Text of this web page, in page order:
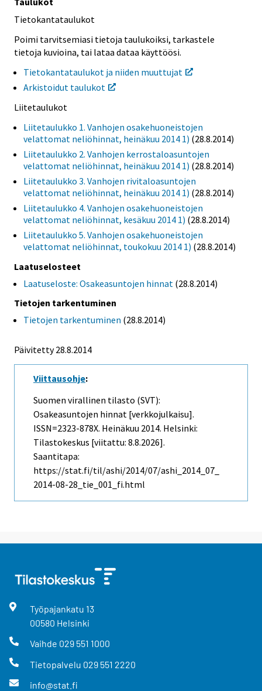
Tietokantataulukot
Poimi tarvitsemiasi tietoja taulukoiksi, tarkastele
tietoja kuvioina, tai lataa dataa käyttöösi.
Tietokantataulukot ja niiden muuttujat
Arkistoidut taulukot
Liitetaulukot
Liitetaulukko 1. Vanhojen osakehuoneistojen
velattomat neliöhinnat, heinäkuu 2014 1) (28.8.2014)
Liitetaulukko 2. Vanhojen kerrostaloasuntojen
velattomat neliöhinnat, heinäkuu 2014 1) (28.8.2014)
Liitetaulukko 3. Vanhojen rivitaloasuntojen
velattomat neliöhinnat, heinäkuu 2014 1) (28.8.2014)
Liitetaulukko 4. Vanhojen osakehuoneistojen
velattomat neliöhinnat, kesäkuu 2014 1) (28.8.2014)
Liitetaulukko 5. Vanhojen osakehuoneistojen
velattomat neliöhinnat, toukokuu 2014 1) (28.8.2014)
Laatuselosteet
Laatuseloste: Osakeasuntojen hinnat (28.8.2014)
Tietojen tarkentuminen
Tietojen tarkentuminen (28.8.2014)
Päivitetty 28.8.2014
Viittausohje:
Suomen virallinen tilasto (SVT):
Osakeasuntojen hinnat [verkkojulkaisu].
ISSN=2323-878X. Heinäkuu 2014. Helsinki:
Tilastokeskus [viitattu: 8.8.2026].
Saantitapa:
https://stat.fi/til/ashi/2014/07/ashi_2014_07_
2014-08-28_tie_001_fi.html
Työpajankatu 13
00580 Helsinki
Vaihde 029 551 1000
Tietopalvelu 029 551 2220
info@stat.fi